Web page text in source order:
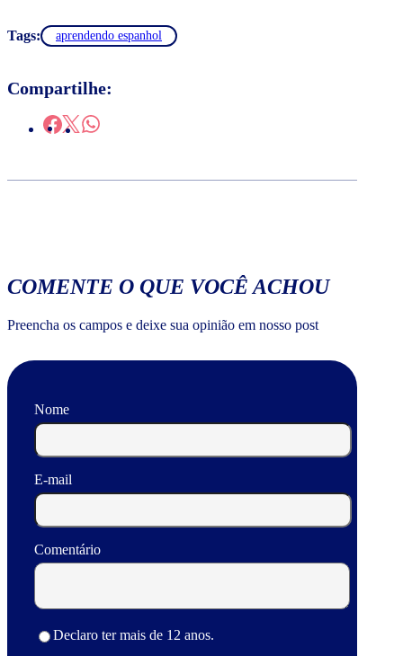
Tags: aprendendo espanhol
Compartilhe:
COMENTE O QUE VOCÊ ACHOU
Preencha os campos e deixe sua opinião em nosso post
Nome
E-mail
Comentário
Declaro ter mais de 12 anos.